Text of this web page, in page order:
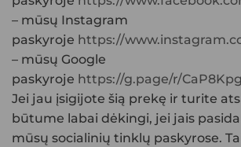
– mūsų Instagram
paskyroje https://
– mūsų Google
paskyroje https://g.page/r/
Jei jau įsigijote šią prekę ir turite
būtume labai dėkingi, jei jais
mūsų socialinių tinklų paskyrose.